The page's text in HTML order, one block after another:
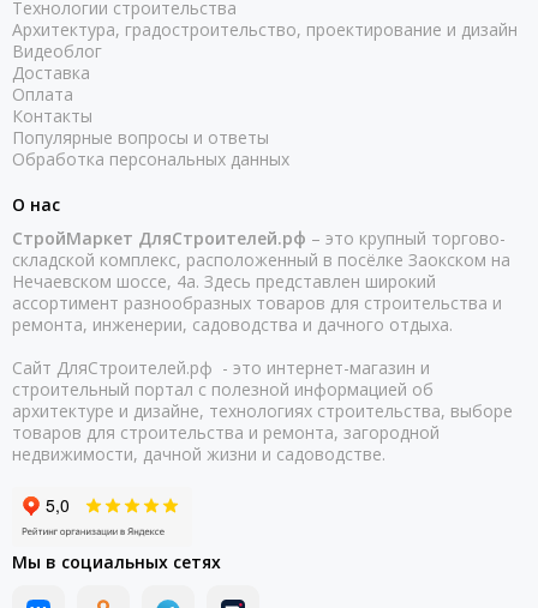
Технологии строительства
Архитектура, градостроительство, проектирование и дизайн
Видеоблог
Доставка
Оплата
Контакты
Популярные вопросы и ответы
Обработка персональных данных
О нас
СтройМаркет ДляСтроителей.рф – это крупный торгово-
складской комплекс, расположенный в посёлке Заокском на
Нечаевском шоссе, 4а. Здесь представлен широкий
ассортимент разнообразных товаров для строительства и
ремонта, инженерии, садоводства и дачного отдыха.
Сайт ДляСтроителей.рф - это интернет-магазин и
строительный портал с полезной информацией об
архитектуре и дизайне, технологиях строительства, выборе
товаров для строительства и ремонта, загородной
недвижимости, дачной жизни и садоводстве.
Мы в социальных сетях